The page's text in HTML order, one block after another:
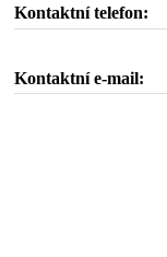
Kontaktní telefon:
Kontaktní e-mail: